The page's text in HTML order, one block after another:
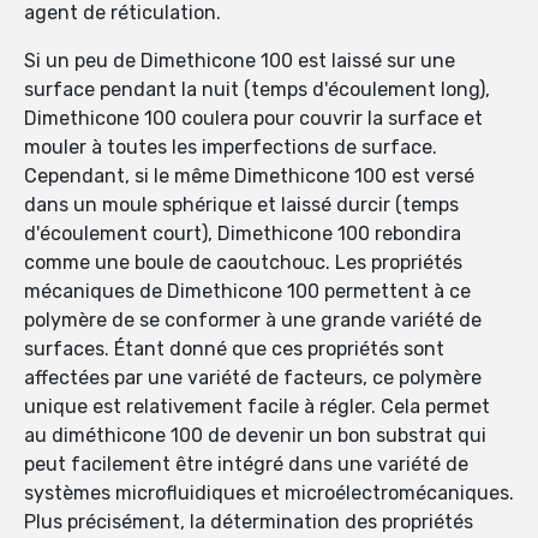
agent de réticulation.
Si un peu de Dimethicone 100 est laissé sur une
surface pendant la nuit (temps d'écoulement long),
Dimethicone 100 coulera pour couvrir la surface et
mouler à toutes les imperfections de surface.
Cependant, si le même Dimethicone 100 est versé
dans un moule sphérique et laissé durcir (temps
d'écoulement court), Dimethicone 100 rebondira
comme une boule de caoutchouc. Les propriétés
mécaniques de Dimethicone 100 permettent à ce
polymère de se conformer à une grande variété de
surfaces. Étant donné que ces propriétés sont
affectées par une variété de facteurs, ce polymère
unique est relativement facile à régler. Cela permet
au diméthicone 100 de devenir un bon substrat qui
peut facilement être intégré dans une variété de
systèmes microfluidiques et microélectromécaniques.
Plus précisément, la détermination des propriétés